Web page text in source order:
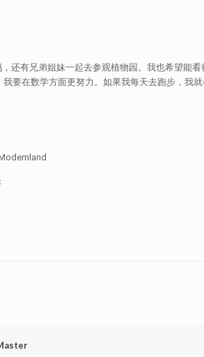
有兄弟姐妹一起去参观植物园。我也希望能看
要在数学方面更努力。如果我每天去跑步，我